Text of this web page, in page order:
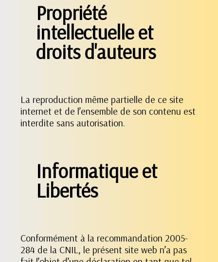
Propriété
intellectuelle et
droits d'auteurs
La reproduction même partielle de ce site
internet et de l’ensemble de son contenu est
interdite sans autorisation.
Informatique et
Libertés
Conformément à la recommandation 2005-
284 de la CNIL, le présent site web n’a pas